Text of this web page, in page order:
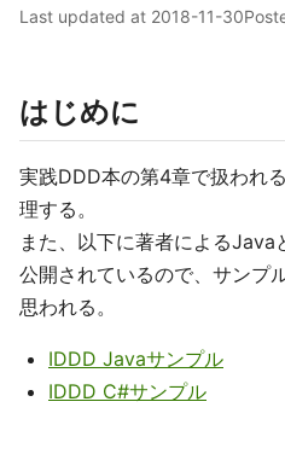
Last updated at 2018-11-30
はじめに
実践DDD本の第4章で扱われ
理する。
また、以下に著者による
公開されているので、サンプ
思われる。
IDDD Javaサンプル
IDDD C#サンプル